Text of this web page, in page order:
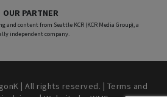
OUR PARTNER
and content from Seattle KCR (KCR Media Group), a
independent company.
| All rights reserved. | Terms and